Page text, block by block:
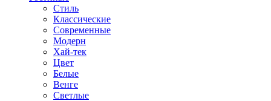
Стиль
Классические
Современные
Модерн
Хай-тек
Цвет
Белые
Венге
Светлые